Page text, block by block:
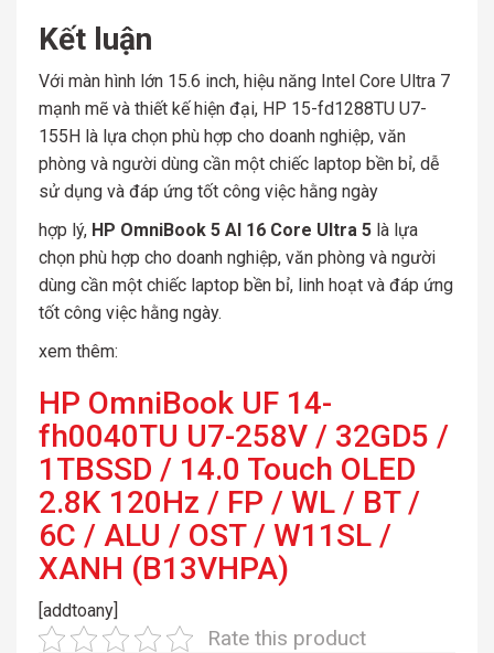
Kết luận
Với màn hình lớn 15.6 inch, hiệu năng Intel Core Ultra 7
mạnh mẽ và thiết kế hiện đại, HP 15-fd1288TU U7-
155H là lựa chọn phù hợp cho doanh nghiệp, văn
phòng và người dùng cần một chiếc laptop bền bỉ, dễ
sử dụng và đáp ứng tốt công việc hằng ngày
hợp lý, HP OmniBook 5 AI 16 Core Ultra 5 là lựa
chọn phù hợp cho doanh nghiệp, văn phòng và người
dùng cần một chiếc laptop bền bỉ, linh hoạt và đáp ứng
tốt công việc hằng ngày.
xem thêm:
HP OmniBook UF 14-
fh0040TU U7-258V / 32GD5 /
1TBSSD / 14.0 Touch OLED
2.8K 120Hz / FP / WL / BT /
6C / ALU / OST / W11SL /
XANH (B13VHPA)
[addtoany]
Rate this product